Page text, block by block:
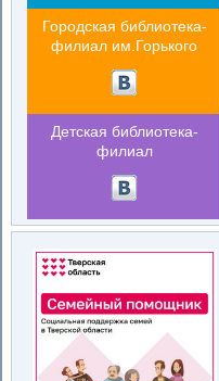
Городская библиотека-
филиал им.Горького
Детская библиотека-
филиал